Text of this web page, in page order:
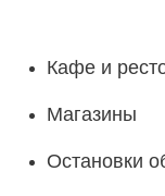
Кафе и
Магазины
Остановки